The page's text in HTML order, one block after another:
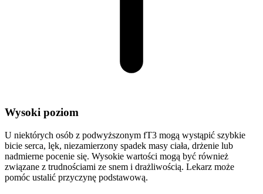
Wysoki poziom
U niektórych osób z podwyższonym fT3 mogą wystąpić szybkie
bicie serca, lęk, niezamierzony spadek masy ciała, drżenie lub
nadmierne pocenie się. Wysokie wartości mogą być również
związane z trudnościami ze snem i drażliwością. Lekarz może
pomóc ustalić przyczynę podstawową.